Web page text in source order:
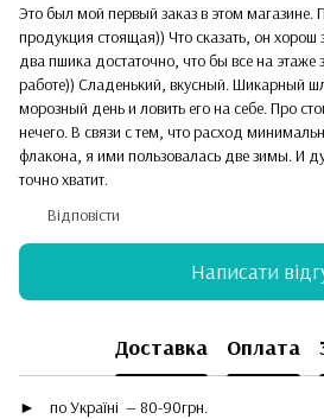
Это был мой первый заказ в этом магазине.
продукция стоящая)) Что сказать, он
два пшика достаточно, что бы все на этаже
работе)) Сладенький, вкусный. Шикарный
морозный день и ловить его на себе. Про
нечего. В связи с тем, что расход
флакона, я ими пользовалась две зимы. И
точно хватит.
Відповісти
Написати
Доставка Оплата
►
по Україні — 80-90грн.